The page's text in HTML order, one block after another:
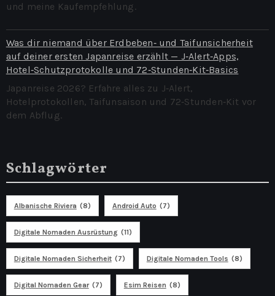
und meine Kaufempfehlung.
Was dir niemand über Erdbeben‑ und Taifunsicherheit
auf deiner ersten Japanreise erzählt — J‑Alert‑Apps,
Hotel‑Schutzprotokolle und 72‑Stunden‑Kit‑Basics
Japanreise 2026? Erfahre alles zu J‑Alert,
Hotelprotokollen, Taifunsaison und 72‑Stunden‑Kit vor
dem Abflug.
Schlagwörter
Albanische Riviera (8) Android Auto (7)
Digitale Nomaden Ausrüstung (11)
Digitale Nomaden Sicherheit (7) Digitale Nomaden Tools (8)
Digital Nomaden Gear (7) Esim Reisen (8)